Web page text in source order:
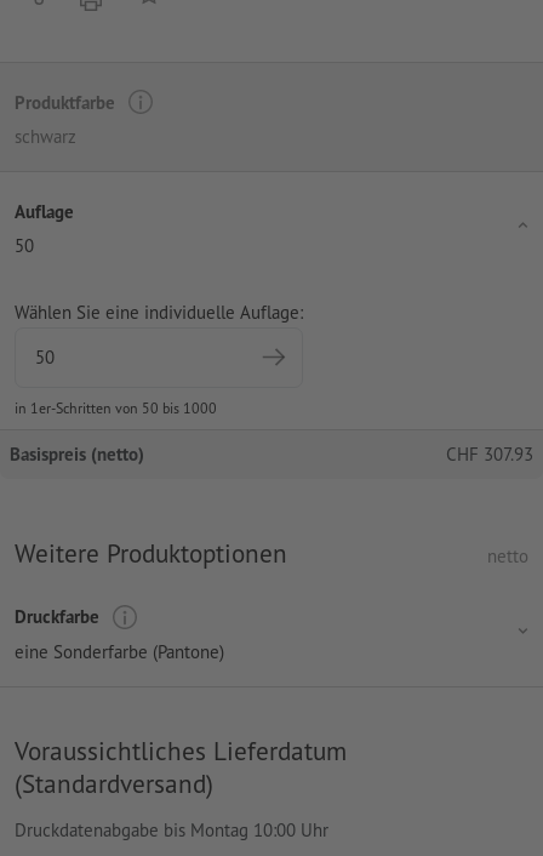
Produktfarbe
schwarz
Auflage
50
Wählen Sie eine individuelle Auflage:
in 1er-Schritten von 50 bis 1000
Basispreis (netto) CHF 307.93
Weitere Produktoptionen netto
Druckfarbe
eine Sonderfarbe (Pantone)
Voraussichtliches Lieferdatum
(Standardversand)
Druckdatenabgabe bis Montag 10:00 Uhr